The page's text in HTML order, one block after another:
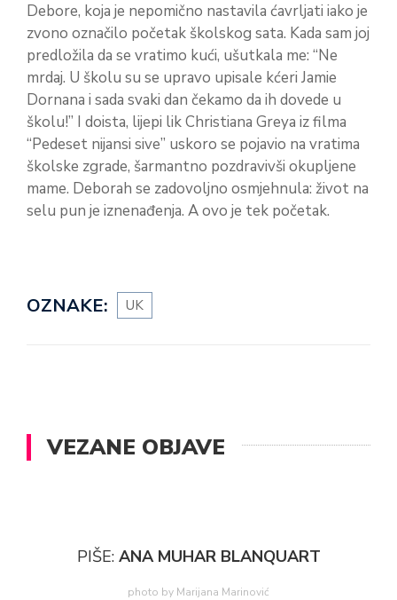
Debore, koja je nepomično nastavila ćavrljati iako je
zvono označilo početak školskog sata. Kada sam joj
predložila da se vratimo kući, ušutkala me: “Ne
mrdaj. U školu su se upravo upisale kćeri Jamie
Dornana i sada svaki dan čekamo da ih dovede u
školu!” I doista, lijepi lik Christiana Greya iz filma
“Pedeset nijansi sive” uskoro se pojavio na vratima
školske zgrade, šarmantno pozdravivši okupljene
mame. Deborah se zadovoljno osmjehnula: život na
selu pun je iznenađenja. A ovo je tek početak.
OZNAKE: UK
VEZANE OBJAVE
PIŠE: ANA MUHAR BLANQUART
photo by Marijana Marinović